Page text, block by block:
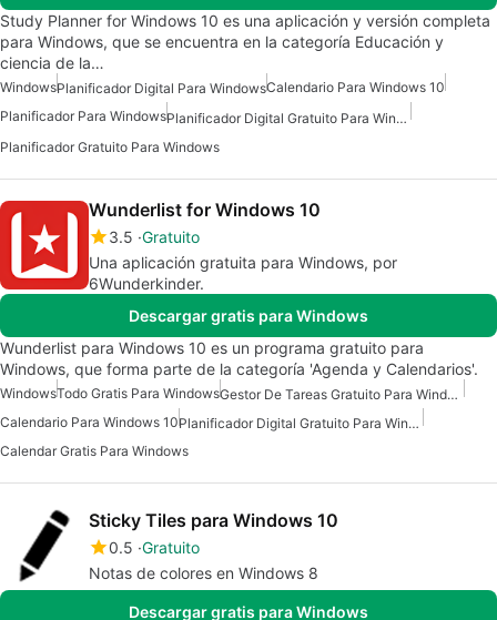
Study Planner for Windows 10 es una aplicación y versión completa
para Windows, que se encuentra en la categoría Educación y
ciencia de la…
WindowsPlanificador Digital Para WindowsCalendario Para Windows 10
Planificador Para Windows
Planificador Digital Gratuito Para Windows
Planificador Gratuito Para Windows
Wunderlist for Windows 10
3.5 Gratuito
Una aplicación gratuita para Windows, por
6Wunderkinder.
Descargar gratis para Windows
Wunderlist para Windows 10 es un programa gratuito para
Windows, que forma parte de la categoría 'Agenda y Calendarios'.
WindowsTodo Gratis Para Windows
Gestor De Tareas Gratuito Para Windows
Calendario Para Windows 10
Planificador Digital Gratuito Para Windows
Calendar Gratis Para Windows
Sticky Tiles para Windows 10
0.5 Gratuito
Notas de colores en Windows 8
Descargar gratis para Windows